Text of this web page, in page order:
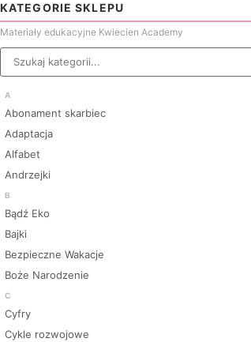
KATEGORIE SKLEPU
Materiały edukacyjne Kwiecien Academy
A
Abonament skarbiec
Adaptacja
Alfabet
Andrzejki
B
Bądź Eko
Bajki
Bezpieczne Wakacje
Boże Narodzenie
C
Cyfry
Cykle rozwojowe